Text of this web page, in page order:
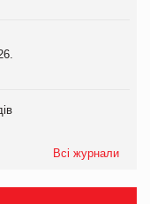
Всі журнали